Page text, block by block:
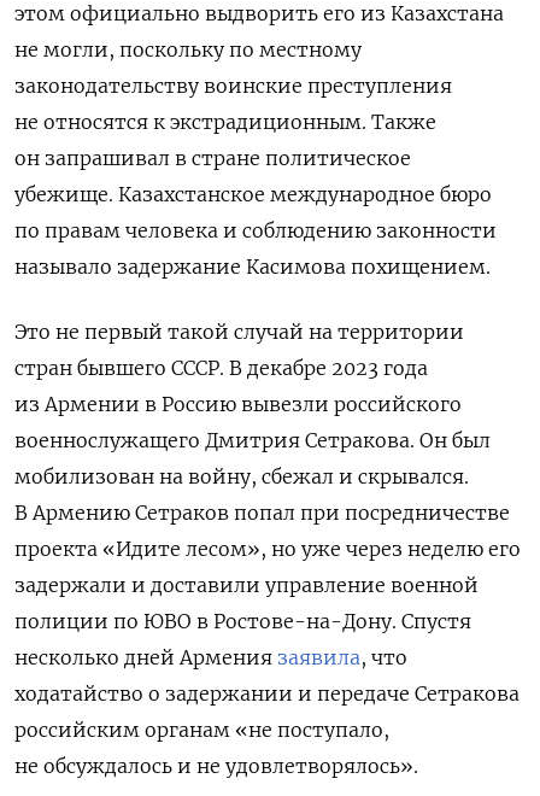
этом официально выдворить его из Казахстана
не могли, поскольку по местному
законодательству воинские преступления
не относятся к экстрадиционным. Также
он запрашивал в стране политическое
убежище. Казахстанское международное бюро
по правам человека и соблюдению законности
называло задержание Касимова похищением.
Это не первый такой случай на территории
стран бывшего СССР. В декабре 2023 года
из Армении в Россию вывезли российского
военнослужащего Дмитрия Сетракова. Он был
мобилизован на войну, сбежал и скрывался.
В Армению Сетраков попал при посредничестве
проекта «Идите лесом», но уже через неделю его
задержали и доставили управление военной
полиции по ЮВО в Ростове-на-Дону. Спустя
несколько дней Армения заявила, что
ходатайство о задержании и передаче Сетракова
российским органам «не поступало,
не обсуждалось и не удовлетворялось».